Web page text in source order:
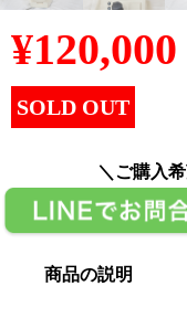
¥120,000
SOLD OUT
＼ご購入
商品の説明